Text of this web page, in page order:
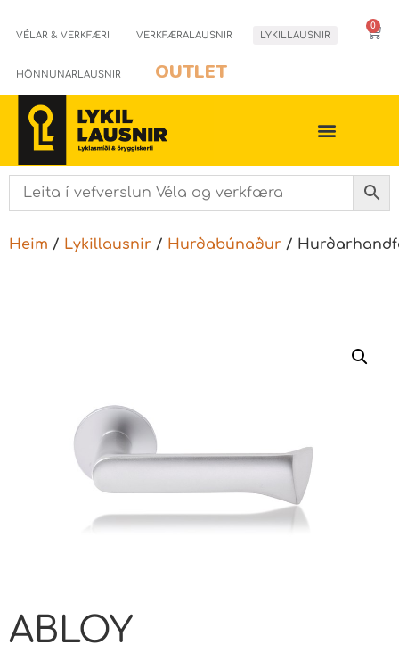
VÉLAR & VERKFÆRI VERKFÆRALAUSNIR LYKILLAUSNIR
HÖNNUNARLAUSNIR OUTLET
0
Heim / Lykillausnir / Hurðabúnaður /
ABLOY